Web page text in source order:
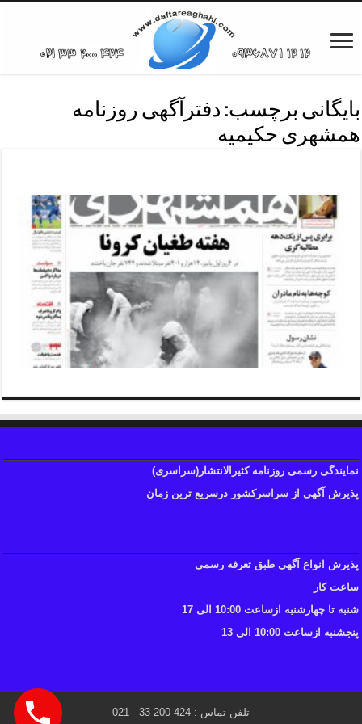
بایگانی برچسب: دفترآگهی روزنامه
همشهری حکیمیه
نمایندگی رسمی روزنامه کثیرالانتشار(سراسری)
پذیرش آگهی از سراسرکشور درسریع ترین زمان
پذیرش انواع آگهی طبق تعرفه رسمی
ساعت کار
شنبه تا چهارشنبه ازساعت 10:00 الی 17
پنجشنبه ازساعت 10:00 الی 13
تلفن تماس : 424 200 33 - 021